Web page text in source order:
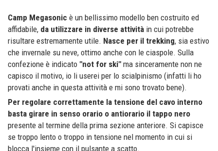
Camp Megasonic è un bellissimo modello ben costruito ed
affidabile, da utilizzare in diverse attività in cui potrebbe
risultare estremamente utile. Nasce per il trekking, sia estivo
che invernale su neve, ottimo anche con le ciaspole. Sulla
confezione è indicato "not for ski" ma sinceramente non ne
capisco il motivo, io li userei per lo scialpinismo (infatti li ho
provati anche in questa attività e mi sono trovato bene).
Per regolare correttamente la tensione del cavo interno
basta girare in senso orario o antiorario il tappo nero
presente al termine della prima sezione anteriore. Si capisce
se troppo lento o troppo in tensione nel momento in cui si
blocca l'insieme con il pulsante a scatto.